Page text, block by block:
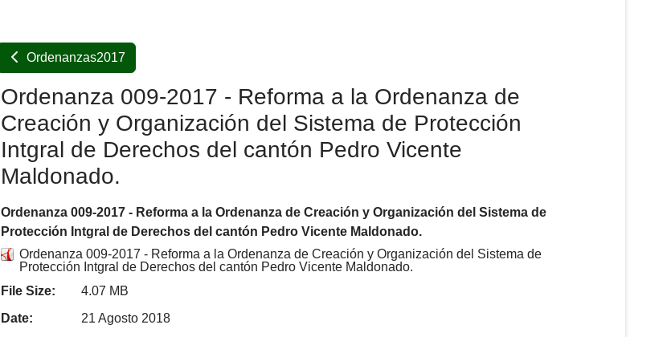
Ordenanzas2017
Ordenanza 009-2017 - Reforma a la Ordenanza de
Creación y Organización del Sistema de Protección
Intgral de Derechos del cantón Pedro Vicente
Maldonado.
Ordenanza 009-2017 - Reforma a la Ordenanza de Creación y Organización del Sistema de
Protección Intgral de Derechos del cantón Pedro Vicente Maldonado.
Ordenanza 009-2017 - Reforma a la Ordenanza de Creación y Organización del Sistema de
Protección Intgral de Derechos del cantón Pedro Vicente Maldonado.
File Size:
4.07 MB
Date:
21 Agosto 2018